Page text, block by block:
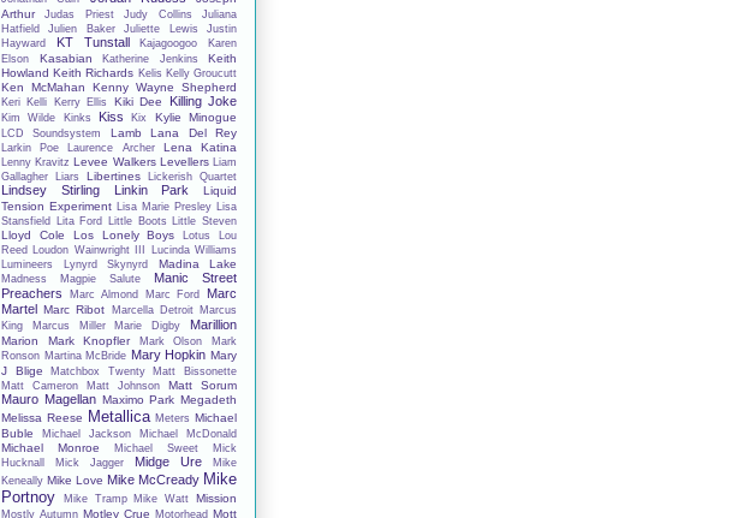
Arthur
Judas Priest Judy Collins
Juliana
Hatfield
Julien Baker Juliette Lewis
Justin
Hayward
KT Tunstall Kajagoogoo
Karen
Elson
Kasabian Katherine Jenkins
Keith
Howland Keith Richards Kelis Kelly Groucutt
Ken McMahan Kenny Wayne Shepherd
Keri Kelli Kerry Ellis Kiki Dee Killing Joke
Kim Wilde Kinks Kiss Kix Kylie Minogue
LCD Soundsystem Lamb Lana Del Rey
Larkin Poe Laurence Archer Lena Katina
Lenny Kravitz Levee Walkers Levellers
Liam
Gallagher
Liars Libertines Lickerish Quartet
Lindsey Stirling Linkin Park
Liquid
Tension Experiment
Lisa Marie Presley
Lisa
Stansfield
Lita Ford Little Boots Little Steven
Lloyd Cole Los Lonely Boys Lotus
Lou
Reed
Loudon Wainwright III
Lucinda Williams
Lumineers
Lynyrd Skynyrd Madina Lake
Madness Magpie Salute
Manic Street
Preachers
Marc Almond Marc Ford
Marc
Martel Marc Ribot Marcella Detroit
Marcus
King
Marcus Miller Marie Digby Marillion
Marion Mark Knopfler Mark Olson
Mark
Ronson Martina McBride Mary Hopkin Mary
J Blige
Matchbox Twenty
Matt Bissonette
Matt Cameron
Matt Johnson Matt Sorum
Mauro Magellan Maximo Park Megadeth
Melissa Reese
Metallica Meters Michael
Buble
Michael Jackson Michael McDonald
Michael Monroe Michael Sweet
Mick
Hucknall
Mick Jagger Midge Ure
Mike
Keneally Mike Love Mike McCready Mike
Portnoy
Mike Tramp Mike Watt Mission
Mostly Autumn Motley Crue Motorhead Mott